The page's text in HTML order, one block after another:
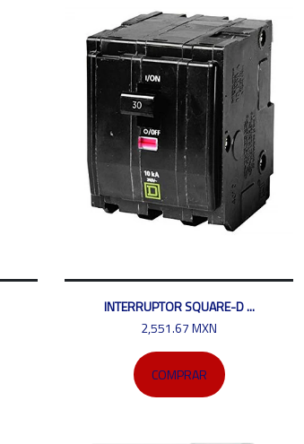
INTERRUPTOR SQUARE-D ...
2,551.67 MXN
COMPRAR